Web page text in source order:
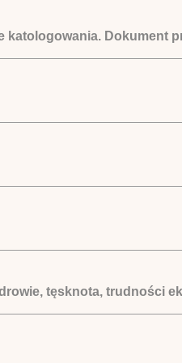
katologowania. Dokument
tęsknota, trudności